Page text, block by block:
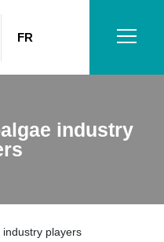
FR
industry
players